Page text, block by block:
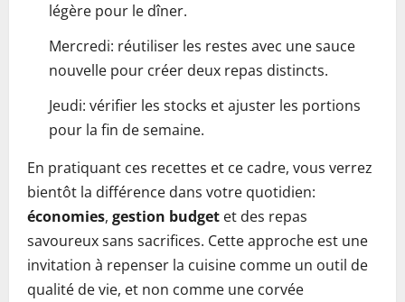
légère pour le dîner.
Mercredi: réutiliser les restes avec une sauce
nouvelle pour créer deux repas distincts.
Jeudi: vérifier les stocks et ajuster les portions
pour la fin de semaine.
En pratiquant ces recettes et ce cadre, vous verrez
bientôt la différence dans votre quotidien:
économies, gestion budget et des repas
savoureux sans sacrifices. Cette approche est une
invitation à repenser la cuisine comme un outil de
qualité de vie, et non comme une corvée